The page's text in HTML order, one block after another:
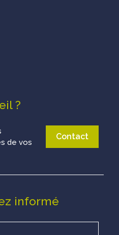
?
de vos
Contact
informé